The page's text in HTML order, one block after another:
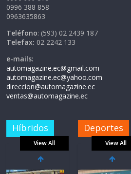
0996 388 858
0963635863
Teléfono: (593) 02 2439 187
Telefax: 02 2242 133
e-mails:
automagazine.ec@gmail.com
automagazine.ec@yahoo.com
direccion@automagazine.ec
ventas@automagazine.ec
Híbridos
View All
Deportes
View All